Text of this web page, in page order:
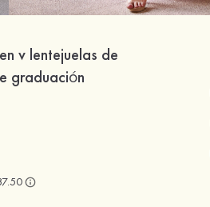
v lentejuelas de
graduación